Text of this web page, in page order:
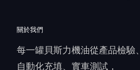
關於我們
每一罐貝斯力機油從產品檢驗、
自動化充填、實車測試，